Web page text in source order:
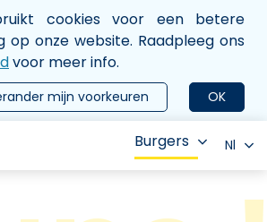
cookies voor een betere
op onze website. Raadpleeg ons
voor meer info.
OK
mijn voorkeuren
Burgers Nl